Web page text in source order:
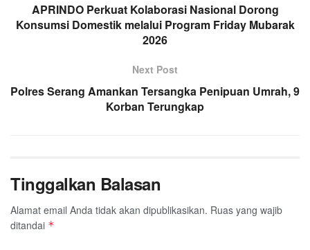
APRINDO Perkuat Kolaborasi Nasional Dorong
Konsumsi Domestik melalui Program Friday Mubarak
2026
Next Post
Polres Serang Amankan Tersangka Penipuan Umrah, 9
Korban Terungkap
Tinggalkan Balasan
Alamat email Anda tidak akan dipublikasikan. Ruas yang wajib
ditandai *